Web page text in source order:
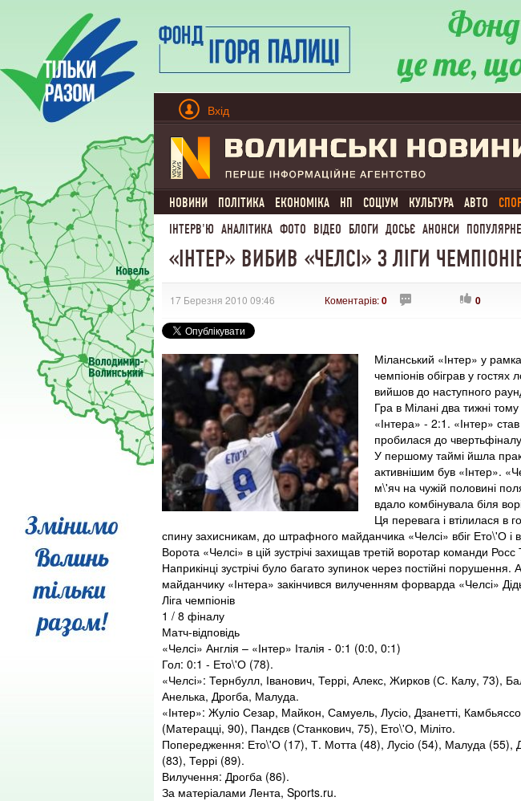
Вхід
НОВИНИ ПОЛІТИКА ЕКОНОМІКА НП СОЦІУМ КУЛЬТУРА АВТО
ІНТЕРВ'Ю АНАЛІТИКА ФОТО ВІДЕО БЛОГИ ДОСЬЄ АНОНСИ ПОПУЛЯРНЕ
«ІНТЕР» ВИБИВ «ЧЕЛСІ» З ЛІГИ
17 Березня 2010 09:46 Коментарів:0 0
Міланський «Інтер» у
чемпіонів обіграв у гостях
вийшов до наступного
Гра в Мілані два тижні
«Інтера» - 2:1. «Інтер»
пробилася до
У першому таймі йшла
активнішим був «Інтер».
м\'яч на чужій половині
вдало комбінувала біля
Ця перевага і втілилася в
спину захисникам, до штрафного майданчика «Челсі» вбіг Ето\'О і
Ворота «Челсі» в цій зустрічі захищав третій воротар команди
Наприкінці зустрічі було багато зупинок через постійні
майданчику «Інтера» закінчився вилученням форварда «Челсі»
Ліга чемпіонів
1 / 8 фіналу
Матч-відповідь
«Челсі» Англія – «Інтер» Італія - 0:1 (0:0, 0:1)
Гол: 0:1 - Ето\'О (78).
«Челсі»: Тернбулл, Іванович, Террі, Алекс, Жирков (С. Калу, 73),
Анелька, Дрогба, Малуда.
«Інтер»: Жуліо Сезар, Майкон, Самуель, Лусіо, Дзанетті,
(Матерацці, 90), Пандєв (Станкович, 75), Ето\'О, Міліто.
Попередження: Ето\'О (17), Т. Мотта (48), Лусіо (54), Малуда (55),
(83), Террі (89).
Вилучення: Дрогба (86).
За матеріалами Лента, Sports.ru.